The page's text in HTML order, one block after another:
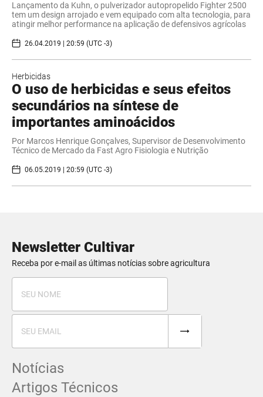
Lançamento da Kuhn, o pulverizador autopropelido Fighter 2500
tem um design arrojado e vem equipado com alta tecnologia, para
atingir melhor performance na aplicação de defensivos agrícolas
26.04.2019 | 20:59 (UTC -3)
Herbicidas
O uso de herbicidas e seus efeitos
secundários na síntese de
importantes aminoácidos
Por Marcos Henrique Gonçalves, Supervisor de Desenvolvimento
Técnico de Mercado da Fast Agro Fisiologia e Nutrição
06.05.2019 | 20:59 (UTC -3)
Newsletter Cultivar
Receba por e-mail as últimas notícias sobre agricultura
Notícias
Artigos Técnicos